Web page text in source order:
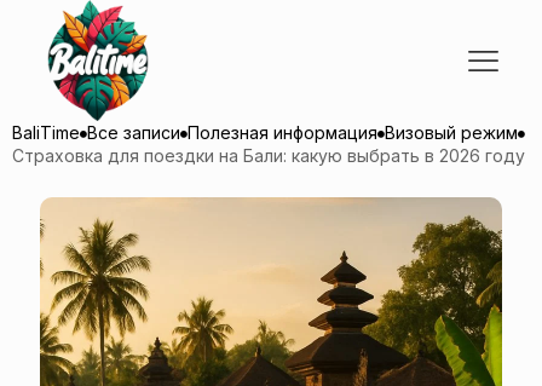
BaliTime Все записи Полезная информация Визовый режим
Страховка для поездки на Бали: какую выбрать в 2026 году